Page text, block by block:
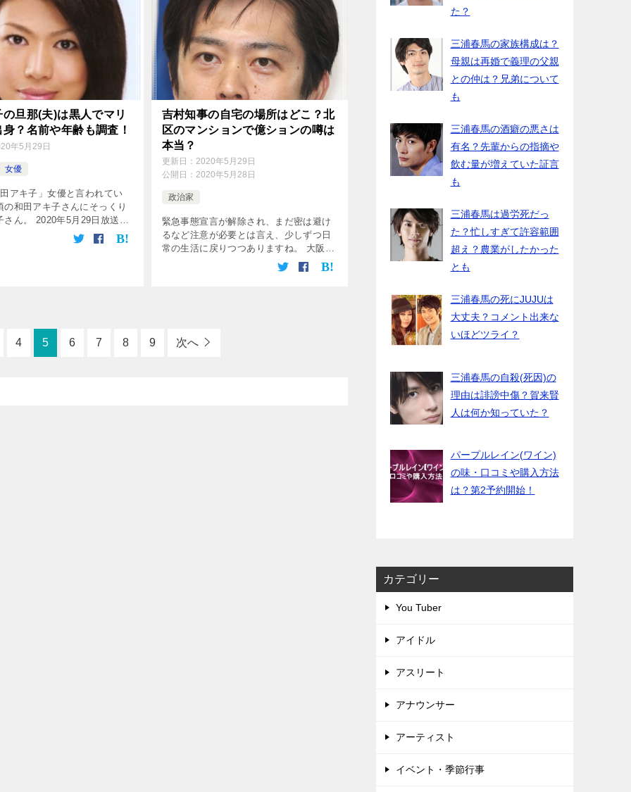
旦那(夫)は黒人でマリ
？名前や年齢も調査！
年5月29日
女優
田アキ子」女優と言われてい
の和田アキ子さんにそっくり
さん。 2020年5月29日放送の
フライデー」では、 新型コ
スで治安悪化したハーレムの
吉村知事の自宅の場所はどこ？北
区のマンションで億ションの噂は
本当？
更新日： 2020年5月29日
公開日： 2020年5月28日
政治家
緊急事態宣言が解除され、まだ密は避け
るなど注意が必要とは言え、少しずつ日
常の生活に戻りつつありますね。 大阪の
吉村知事のツイッターでの報告も、陽性
者数は0名、陽性率は0%のツイートが続
4 5 6 7 8 9 次へ
た？
三浦春馬の家族構成は？
母親は再婚で義理の父親
との仲は？兄弟について
も
三浦春馬の酒癖の悪さは
有名？先輩からの指摘や
飲む量が増えていた証言
も
三浦春馬は過労死だっ
た？忙しすぎて許容範囲
超え？農業がしたかった
とも
三浦春馬の死にJUJUは
大丈夫？コメント出来な
いほどツライ？
三浦春馬の自殺(死因)の
理由は誹謗中傷？賀来賢
人は何か知っていた？
パープルレイン(ワイン)
の味・口コミや購入方法
は？第2予約開始！
カテゴリー
You Tuber
アイドル
アスリート
アナウンサー
アーティスト
イベント・季節行事